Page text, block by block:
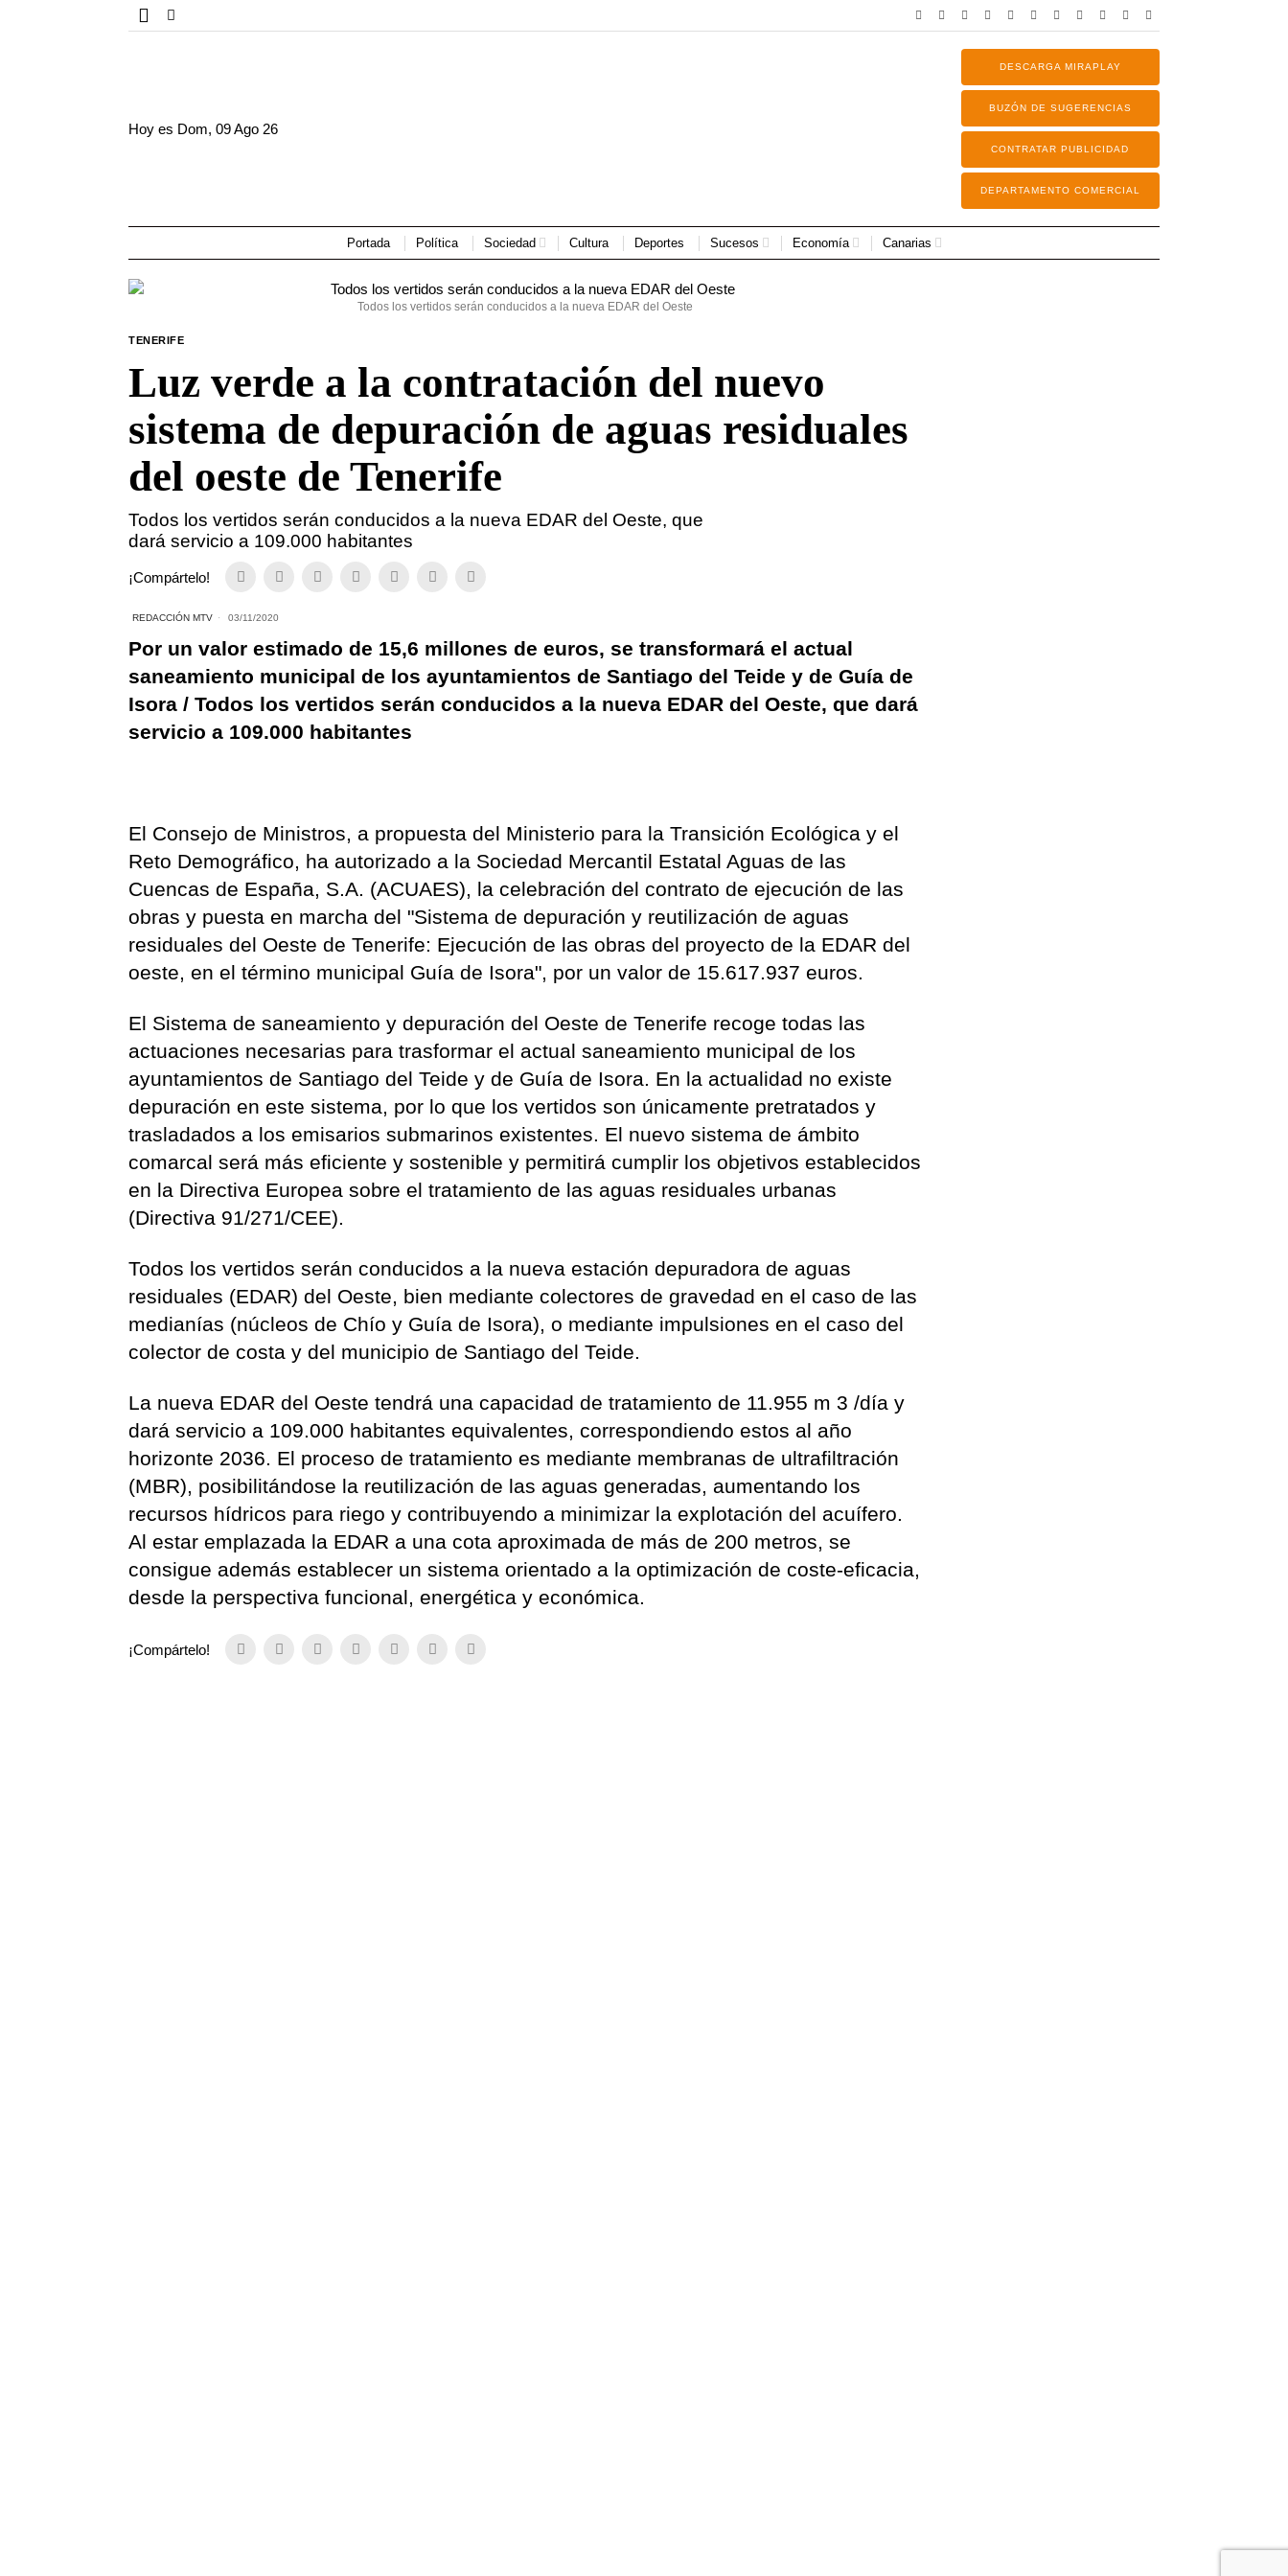
Hoy es Dom, 09 Ago 26
DESCARGA MIRAPLAY
BUZÓN DE SUGERENCIAS
CONTRATAR PUBLICIDAD
DEPARTAMENTO COMERCIAL
Portada Política Sociedad Cultura Deportes Sucesos Economía Canarias
Todos los vertidos serán conducidos a la nueva EDAR del Oeste
TENERIFE
Luz verde a la contratación del nuevo
sistema de depuración de aguas residuales
del oeste de Tenerife
Todos los vertidos serán conducidos a la nueva EDAR del Oeste, que
dará servicio a 109.000 habitantes
¡Compártelo!
REDACCIÓN MTV 03/11/2020
Por un valor estimado de 15,6 millones de euros, se transformará el actual
saneamiento municipal de los ayuntamientos de Santiago del Teide y de Guía de
Isora / Todos los vertidos serán conducidos a la nueva EDAR del Oeste, que dará
servicio a 109.000 habitantes
El Consejo de Ministros, a propuesta del Ministerio para la Transición Ecológica y el
Reto Demográfico, ha autorizado a la Sociedad Mercantil Estatal Aguas de las
Cuencas de España, S.A. (ACUAES), la celebración del contrato de ejecución de las
obras y puesta en marcha del "Sistema de depuración y reutilización de aguas
residuales del Oeste de Tenerife: Ejecución de las obras del proyecto de la EDAR del
oeste, en el término municipal Guía de Isora", por un valor de 15.617.937 euros.
El Sistema de saneamiento y depuración del Oeste de Tenerife recoge todas las
actuaciones necesarias para trasformar el actual saneamiento municipal de los
ayuntamientos de Santiago del Teide y de Guía de Isora. En la actualidad no existe
depuración en este sistema, por lo que los vertidos son únicamente pretratados y
trasladados a los emisarios submarinos existentes. El nuevo sistema de ámbito
comarcal será más eficiente y sostenible y permitirá cumplir los objetivos establecidos
en la Directiva Europea sobre el tratamiento de las aguas residuales urbanas
(Directiva 91/271/CEE).
Todos los vertidos serán conducidos a la nueva estación depuradora de aguas
residuales (EDAR) del Oeste, bien mediante colectores de gravedad en el caso de las
medianías (núcleos de Chío y Guía de Isora), o mediante impulsiones en el caso del
colector de costa y del municipio de Santiago del Teide.
La nueva EDAR del Oeste tendrá una capacidad de tratamiento de 11.955 m 3 /día y
dará servicio a 109.000 habitantes equivalentes, correspondiendo estos al año
horizonte 2036. El proceso de tratamiento es mediante membranas de ultrafiltración
(MBR), posibilitándose la reutilización de las aguas generadas, aumentando los
recursos hídricos para riego y contribuyendo a minimizar la explotación del acuífero.
Al estar emplazada la EDAR a una cota aproximada de más de 200 metros, se
consigue además establecer un sistema orientado a la optimización de coste-eficacia,
desde la perspectiva funcional, energética y económica.
¡Compártelo!